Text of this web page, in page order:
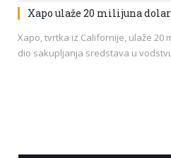
Xapo ulaže 20 milijuna
Xapo, tvrtka iz Californije, ulaže 20
dio sakupljanja sredstava u